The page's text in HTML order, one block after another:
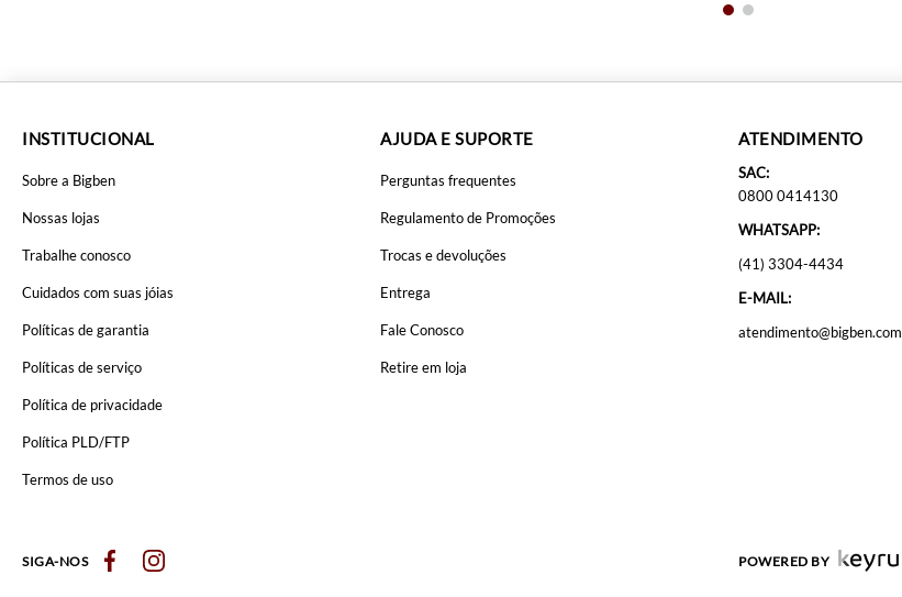
INSTITUCIONAL
Sobre a Bigben
Nossas lojas
Trabalhe conosco
Cuidados com suas jóias
Políticas de garantia
Políticas de serviço
Política de privacidade
Política PLD/FTP
Termos de uso
AJUDA E SUPORTE
Perguntas frequentes
Regulamento de Promoções
Trocas e devoluções
Entrega
Fale Conosco
Retire em loja
ATENDIMENTO
SAC:
0800 0414130
WHATSAPP:
(41) 3304-4434
E-MAIL:
SIGA-NOS POWERED BY